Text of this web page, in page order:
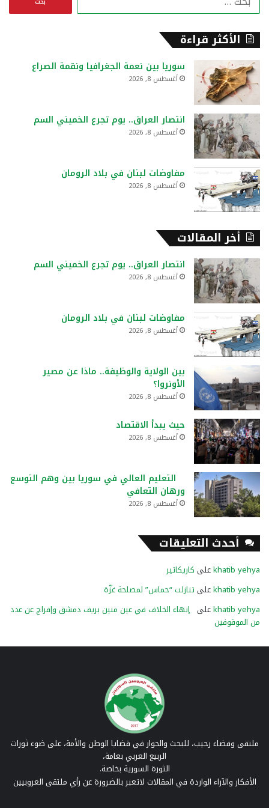
ن
الأكثر قراءة
سوريا بين نعمة الجغرافيا ونقمة الصراع
أغسطس 8, 2026
انتصار العراق.. يوم تجرع الخميني السم
أغسطس 8, 2026
مفاوضات لبنان في بلاد الرومان
أغسطس 8, 2026
أخر المقالات
انتصار العراق.. يوم تجرع الخميني السم
أغسطس 8, 2026
مفاوضات لبنان في بلاد الرومان
أغسطس 8, 2026
بين الولاية والوظيفة.. ماذا عن مصير
الأونروا؟
أغسطس 8, 2026
حيث يبدأ الاقتصاد
أغسطس 8, 2026
التعليم العالي في سوريا بين وهم التوسع
ورهان التعافي
أغسطس 8, 2026
أحدث التعليقات
khatib yehyaعلى كاريكاتير
khatib yehyaعلى تنازلت “حماس” لمصلحة غزّة
khatib yehyaعلى إنهاء الخلاف في عين منين بريف دمشق وإفراج عن عدد
من الموقوفين
ملتقى وفضاء رحيب، للبحث والحوار في قضايا الوطن والأمة، على ضوء ثورات
الربيع العربي بعامة،
الثورة السورية بخاصة.
الأفكار والآراء الواردة في المقالات لاتعبر بالضرورة عن رأي ملتقى العروبيين